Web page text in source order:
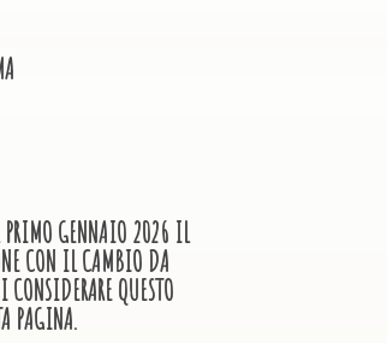
PRIMO GENNAIO 2026 IL
CON IL CAMBIO DA
QUESTO
PAGINA.